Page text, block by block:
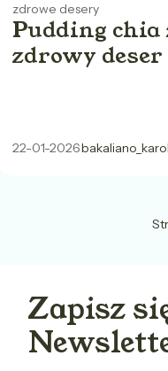
zdrowe desery
Pudding chia
zdrowy
22-01-2026
Zapisz